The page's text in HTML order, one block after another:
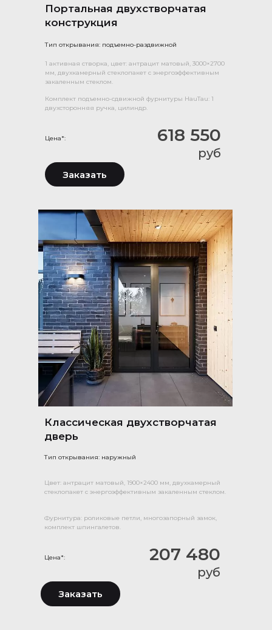
Классическая двухстворчатая
дверь
Тип открывания: наружный
Цена*:
Цвет: антрацит матовый, 1900×2400 мм, двухкамерный
стеклопакет с энергоэффективным закаленным стеклом.
Фурнитура: роликовые петли, многозапорный замок,
комплект шпингалетов.
207 480
руб
Заказать
Портальная двухстворчатая
конструкция
Тип открывания: подъемно-раздвижной
618 550
руб
Цена*:
1 активная створка, цвет: антрацит матовый, 3000×2700
мм, двухкамерный стеклопакет с энергоэффективным
закаленным стеклом.
Комплект подъемно-сдвижной фурнитуры HauTau: 1
двухсторонняя ручка, цилиндр.
Заказать